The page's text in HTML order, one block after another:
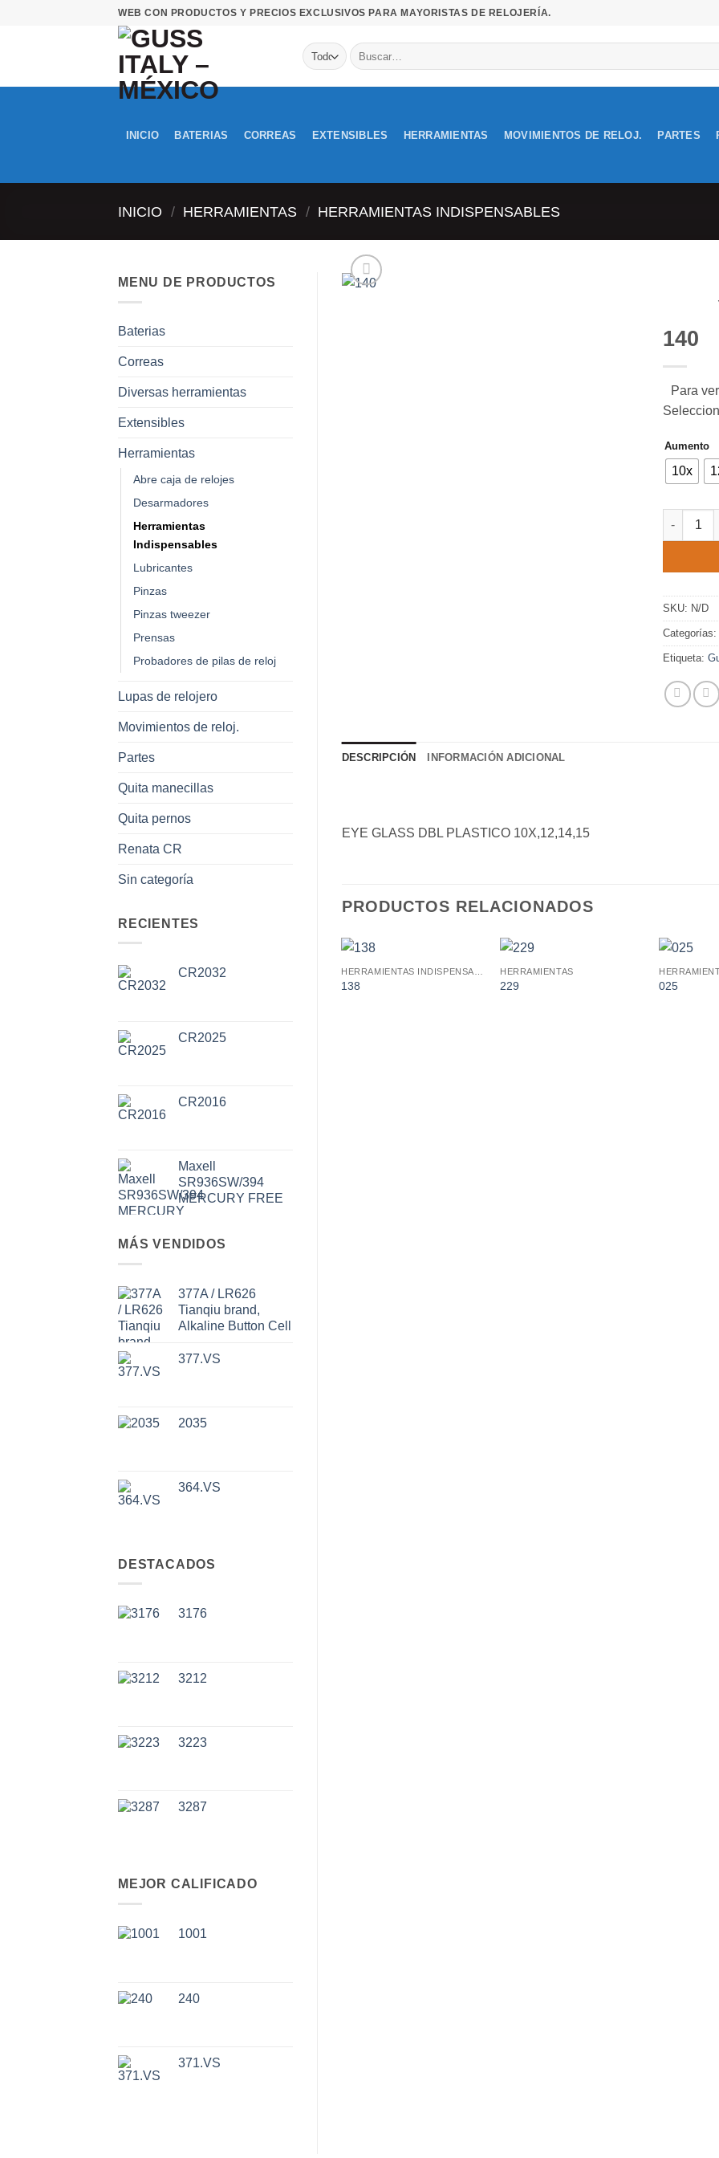
WEB CON PRODUCTOS Y PRECIOS EXCLUSIVOS PARA MAYORISTAS DE RELOJERÍA.
Buscar
por:
INICIO BATERIAS CORREAS EXTENSIBLES HERRAMIENTAS MOVIMIENTOS DE RELOJ. PARTES
INICIO / HERRAMIENTAS / HERRAMIENTAS INDISPENSABLES
MENU DE PRODUCTOS
Baterias
Correas
Diversas herramientas
Extensibles
Herramientas
Abre caja de relojes
Desarmadores
Herramientas
Indispensables
Lubricantes
Pinzas
Pinzas tweezer
Prensas
Probadores de pilas de reloj
Lupas de relojero
Movimientos de reloj.
Partes
Quita manecillas
Quita pernos
Renata CR
Sin categoría
RECIENTES
CR2032
CR2025
CR2016
Maxell
SR936SW/394
MERCURY FREE
MÁS VENDIDOS
377A / LR626
Tianqiu brand,
Alkaline Button Cell
377.VS
2035
364.VS
DESTACADOS
3176
3212
3223
3287
MEJOR CALIFICADO
1001
240
371.VS
140
Para
Aumento
10x
140
SKU: N/D
Categorías:
Etiqueta:
DESCRIPCIÓN INFORMACIÓN ADICIONAL
EYE GLASS DBL PLASTICO 10X,12,14,15
PRODUCTOS RELACIONADOS
138
HERRAMIENTAS
229 025